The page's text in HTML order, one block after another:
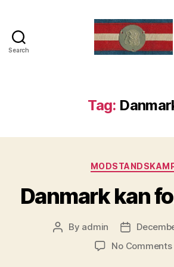
Search
Tag:
Danmark kan
Post
By admin
Post
date
No Comments